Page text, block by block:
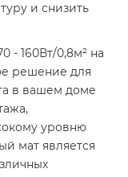
и снизить
- 160Вт/0,8м² на
решение для
в вашем доме
уровню
мат является